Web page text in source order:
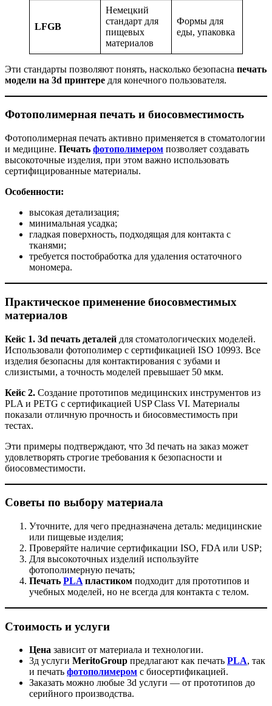
LFGB
Немецкий
стандарт для
пищевых
материалов
Формы для
еды, упаковка
Эти стандарты позволяют понять, насколько безопасна печать
модели на 3d принтере для конечного пользователя.
Фотополимерная печать и биосовместимость
Фотополимерная печать активно применяется в стоматологии
и медицине. Печать фотополимером позволяет создавать
высокоточные изделия, при этом важно использовать
сертифицированные материалы.
Особенности:
высокая детализация;
минимальная усадка;
гладкая поверхность, подходящая для контакта с
тканями;
требуется постобработка для удаления остаточного
мономера.
Практическое применение биосовместимых
материалов
Кейс 1. 3d печать деталей для стоматологических моделей.
Использовали фотополимер с сертификацией ISO 10993. Все
изделия безопасны для контактирования с зубами и
слизистыми, а точность моделей превышает 50 мкм.
Кейс 2. Создание прототипов медицинских инструментов из
PLA и PETG с сертификацией USP Class VI. Материалы
показали отличную прочность и биосовместимость при
тестах.
Эти примеры подтверждают, что 3d печать на заказ может
удовлетворять строгие требования к безопасности и
биосовместимости.
Советы по выбору материала
Уточните, для чего предназначена деталь: медицинские
или пищевые изделия;
Проверяйте наличие сертификации ISO, FDA или USP;
Для высокоточных изделий используйте
фотополимерную печать;
Печать PLA пластиком подходит для прототипов и
учебных моделей, но не всегда для контакта с телом.
Стоимость и услуги
Цена зависит от материала и технологии.
3д услуги MeritoGroup предлагают как печать PLA, так
и печать фотополимером с биосертификацией.
Заказать можно любые 3d услуги — от прототипов до
серийного производства.